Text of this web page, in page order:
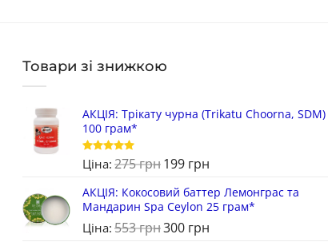
Товари зі знижкою
АКЦІЯ: Трікату чурна (Trikatu Choorna, SDM)
100 грам*
Оцінено в
5з 5
Ціна: 275грн199 грн
АКЦІЯ: Кокосовий баттер Лемонграс та
Мандарин Spa Ceylon 25 грам*
Ціна: 553грн300 грн